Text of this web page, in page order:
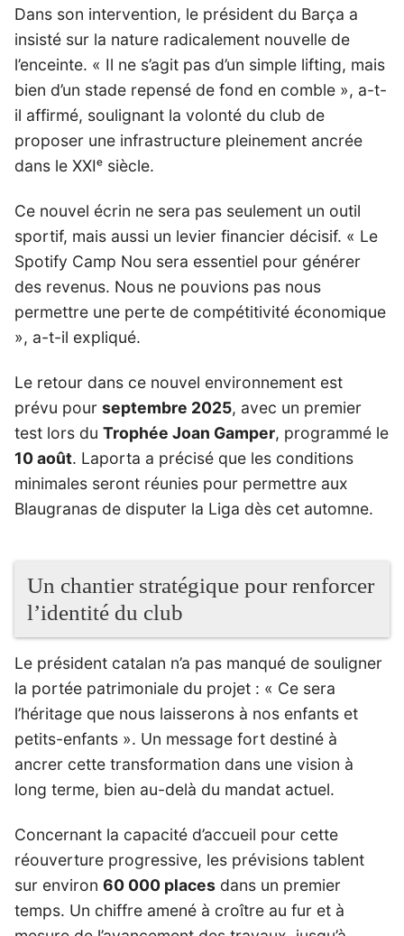
Dans son intervention, le président du Barça a
insisté sur la nature radicalement nouvelle de
l’enceinte. « Il ne s’agit pas d’un simple lifting, mais
bien d’un stade repensé de fond en comble », a-t-
il affirmé, soulignant la volonté du club de
proposer une infrastructure pleinement ancrée
dans le XXIᵉ siècle.
Ce nouvel écrin ne sera pas seulement un outil
sportif, mais aussi un levier financier décisif. « Le
Spotify Camp Nou sera essentiel pour générer
des revenus. Nous ne pouvions pas nous
permettre une perte de compétitivité économique
», a-t-il expliqué.
Le retour dans ce nouvel environnement est
prévu pour septembre 2025, avec un premier
test lors du Trophée Joan Gamper, programmé le
10 août. Laporta a précisé que les conditions
minimales seront réunies pour permettre aux
Blaugranas de disputer la Liga dès cet automne.
Un chantier stratégique pour renforcer
l’identité du club
Le président catalan n’a pas manqué de souligner
la portée patrimoniale du projet : « Ce sera
l’héritage que nous laisserons à nos enfants et
petits-enfants ». Un message fort destiné à
ancrer cette transformation dans une vision à
long terme, bien au-delà du mandat actuel.
Concernant la capacité d’accueil pour cette
réouverture progressive, les prévisions tablent
sur environ 60 000 places dans un premier
temps. Un chiffre amené à croître au fur et à